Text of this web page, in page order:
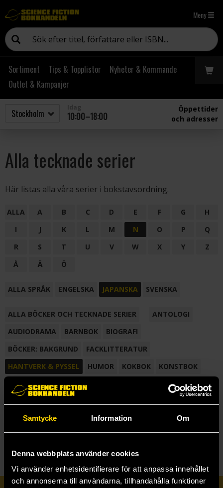
Samtycke Information Om
Denna webbplats använder cookies
Vi använder enhetsidentifierare för att anpassa innehållet
och annonserna till användarna, tillhandahålla funktioner
Meny
Sortiment Tips & Topplistor
Nyheter & Kommande
Outlet & Kampanjer
10:00–18:00
Öppettider
och adresser
Alla tecknade serier
Här listas alla våra serier i bokstavsordning.
ALLA A B C D E F G
H
I
J K L M N O P
Q
R
S T U V W X Y
Z
Å
Ä Ö
ALLA SPRÅK ENGELSKA JAPANSKA SVENSKA
ALLA BÖCKER OCH TECKNADE SERIER
ANTOLOGI
AUDIODRAMA
BARNBOK
BIOGRAFI
BÖCKER: BAKGRUND
FACKLITTERATUR
HANTVERK & PYSSEL
HUMOR KOKBOK
KONSTBOK
KORTROMAN
LÄROBOK
NOVELL
SAMLINGSVOLYM
TECKNA & MÅLA TECKNAD SERIE